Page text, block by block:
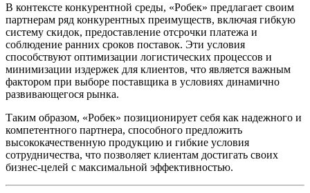
В контексте конкурентной среды, «Робек» предлагает своим
партнерам ряд конкурентных преимуществ, включая гибкую
систему скидок, предоставление отсрочки платежа и
соблюдение ранних сроков поставок. Эти условия
способствуют оптимизации логистических процессов и
минимизации издержек для клиентов, что является важным
фактором при выборе поставщика в условиях динамично
развивающегося рынка.
Таким образом, «Робек» позиционирует себя как надежного и
компетентного партнера, способного предложить
высококачественную продукцию и гибкие условия
сотрудничества, что позволяет клиентам достигать своих
бизнес-целей с максимальной эффективностью.